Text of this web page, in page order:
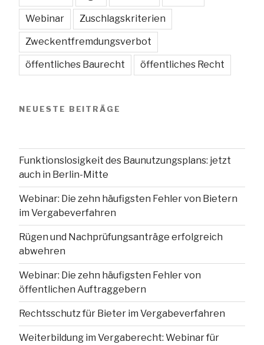
Webinar Zuschlagskriterien
Zweckentfremdungsverbot
öffentliches Baurecht öffentliches Recht
NEUESTE BEITRÄGE
Funktionslosigkeit des Baunutzungsplans: jetzt
auch in Berlin-Mitte
Webinar: Die zehn häufigsten Fehler von Bietern
im Vergabeverfahren
Rügen und Nachprüfungsanträge erfolgreich
abwehren
Webinar: Die zehn häufigsten Fehler von
öffentlichen Auftraggebern
Rechtsschutz für Bieter im Vergabeverfahren
Weiterbildung im Vergaberecht: Webinar für